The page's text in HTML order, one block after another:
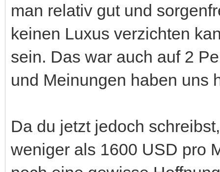
man relativ gut und
keinen Luxus verzichten
sein. Das war auch auf 2
und Meinungen haben uns
Da du jetzt jedoch
weniger als 1600 USD pro